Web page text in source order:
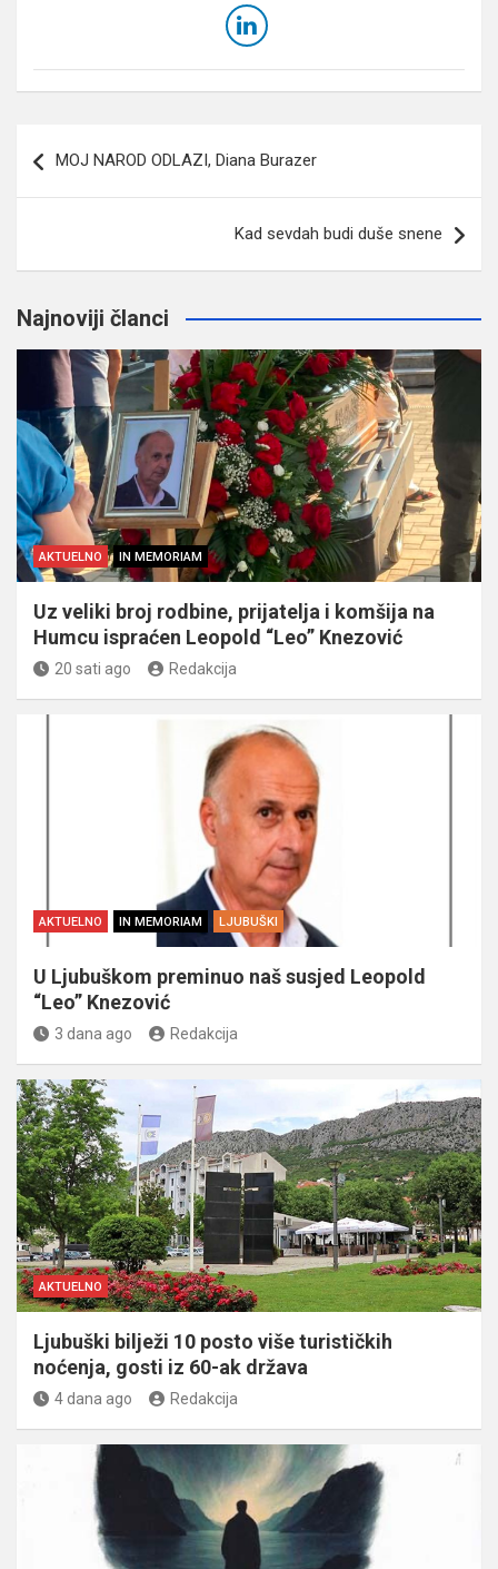
članaka
MOJ NAROD ODLAZI, Diana Burazer
Kad sevdah budi duše snene
Najnoviji članci
AKTUELNO IN MEMORIAM
Uz veliki broj rodbine, prijatelja i komšija na
Humcu ispraćen Leopold “Leo” Knezović
20 sati ago Redakcija
AKTUELNO IN MEMORIAM LJUBUŠKI
U Ljubuškom preminuo naš susjed Leopold
“Leo” Knezović
3 dana ago Redakcija
AKTUELNO
Ljubuški bilježi 10 posto više turističkih
noćenja, gosti iz 60-ak država
4 dana ago Redakcija